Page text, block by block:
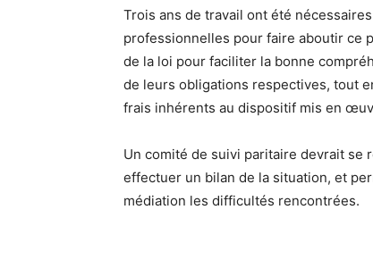
Trois ans de travail ont été
professionnelles pour faire aboutir ce
de la loi pour faciliter la bonne
de leurs obligations respectives, tout
frais inhérents au dispositif mis en
Un comité de suivi paritaire devrait se
effectuer un bilan de la situation, et
médiation les difficultés rencontrées.